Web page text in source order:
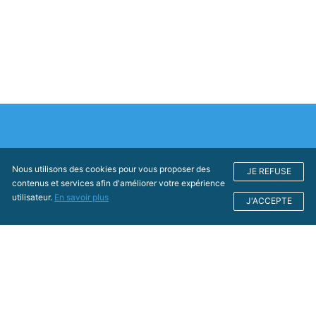
Nous utilisons des cookies pour vous proposer des
contenus et services afin d'améliorer votre expérience
utilisateur. En savoir plus
JE REFUSE
J'ACCEPTE